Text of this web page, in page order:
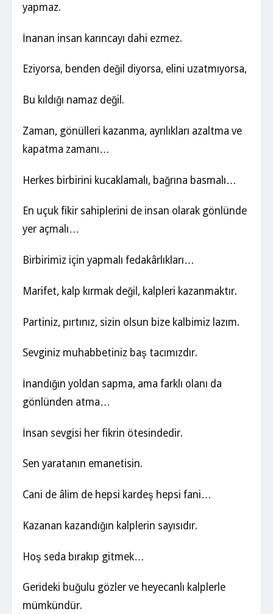
yapmaz.
İnanan insan karıncayı dahi ezmez.
Eziyorsa, benden değil diyorsa, elini uzatmıyorsa,
Bu kıldığı namaz değil.
Zaman, gönülleri kazanma, ayrılıkları azaltma ve
kapatma zamanı…
Herkes birbirini kucaklamalı, bağrına basmalı…
En uçuk fikir sahiplerini de insan olarak gönlünde
yer açmalı…
Birbirimiz için yapmalı fedakârlıkları…
Marifet, kalp kırmak değil, kalpleri kazanmaktır.
Partiniz, pırtınız, sizin olsun bize kalbimiz lazım.
Sevginiz muhabbetiniz baş tacımızdır.
İnandığın yoldan sapma, ama farklı olanı da
gönlünden atma…
İnsan sevgisi her fikrin ötesindedir.
Sen yaratanın emanetisin.
Cani de âlim de hepsi kardeş hepsi fani…
Kazanan kazandığın kalplerin sayısıdır.
Hoş seda bırakıp gitmek…
Gerideki buğulu gözler ve heyecanlı kalplerle
mümkündür.